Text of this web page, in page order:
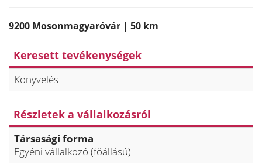
9200 Mosonmagyaróvár | 50 km
Keresett tevékenységek
Könyvelés
Részletek a vállalkozásról
Társasági forma
Egyéni vállalkozó (főállású)